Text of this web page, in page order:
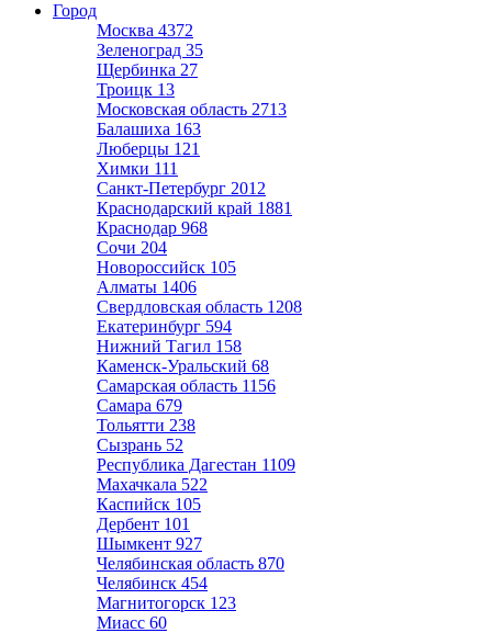
Город
Москва 4372
Зеленоград 35
Щербинка 27
Троицк 13
Московская область 2713
Балашиха 163
Люберцы 121
Химки 111
Санкт-Петербург 2012
Краснодарский край 1881
Краснодар 968
Сочи 204
Новороссийск 105
Алматы 1406
Свердловская область 1208
Екатеринбург 594
Нижний Тагил 158
Каменск-Уральский 68
Самарская область 1156
Самара 679
Тольятти 238
Сызрань 52
Республика Дагестан 1109
Махачкала 522
Каспийск 105
Дербент 101
Шымкент 927
Челябинская область 870
Челябинск 454
Магнитогорск 123
Миасс 60